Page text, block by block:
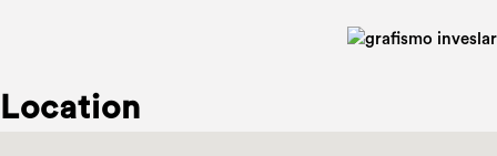
Location